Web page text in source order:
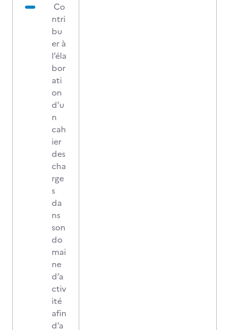
Co
ntri
bu
er à
l’éla
bor
ati
on
d’u
n
cah
ier
des
cha
rge
s
da
ns
son
do
mai
ne
d’a
ctiv
ité
afin
d’a